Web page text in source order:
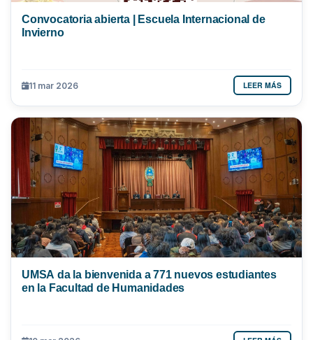
Convocatoria abierta | Escuela Internacional de
Invierno
11 mar 2026 LEER MÁS
UMSA da la bienvenida a 771 nuevos estudiantes
en la Facultad de Humanidades